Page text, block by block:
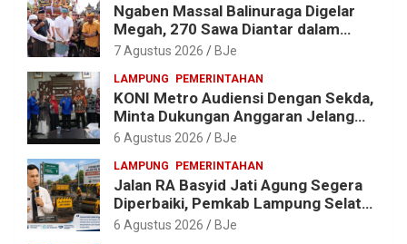
Ngaben Massal Balinuraga Digelar
Megah, 270 Sawa Diantar dalam
Tradisi Suci yang Gerakkan Ekonomi
7 Agustus 2026 BJe
LAMPUNG PEMERINTAHAN
KONI Metro Audiensi Dengan Sekda,
Minta Dukungan Anggaran Jelang
Porprov X Lampung
6 Agustus 2026 BJe
LAMPUNG PEMERINTAHAN
Jalan RA Basyid Jati Agung Segera
Diperbaiki, Pemkab Lampung Selatan
Alokasikan Rp1,13 Miliar
6 Agustus 2026 BJe